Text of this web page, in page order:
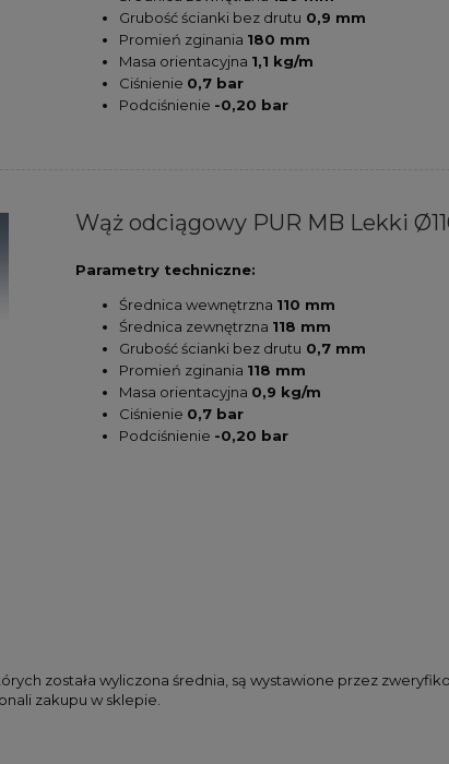
Grubość ścianki bez drutu 0,9 mm
Promień zginania 180 mm
Masa orientacyjna 1,1 kg/m
Ciśnienie 0,7 bar
Podciśnienie -0,20 bar
Wąż odciągowy PUR MB Lekki
Parametry techniczne:
Średnica wewnętrzna 110 mm
Średnica zewnętrzna 118 mm
Grubość ścianki bez drutu 0,7 mm
Promień zginania 118 mm
Masa orientacyjna 0,9 kg/m
Ciśnienie 0,7 bar
Podciśnienie -0,20 bar
została wyliczona średnia, są wystawione przez
zakupu w sklepie.